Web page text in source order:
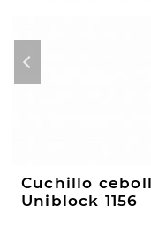
Cuchillo
Uniblock 1156